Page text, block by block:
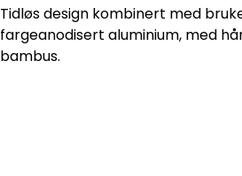
Tidløs design kombinert med
fargeanodisert aluminium, med
bambus.